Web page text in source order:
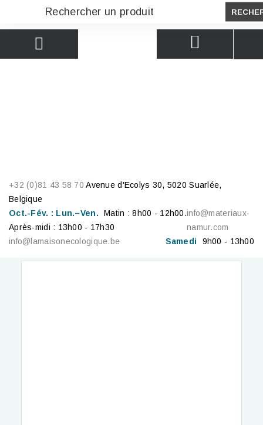
+32 (0)81 43 58 70 Avenue d'Ecolys 30, 5020 Suarlée,
Belgique
Oct.-Fév. : Lun.–Ven.
Matin : 8h00 - 12h00.
Après-midi : 13h00 - 17h30
Samedi
9h00 - 13h00
info@materiaux-
namur.com
info@lamaisonecologique.be